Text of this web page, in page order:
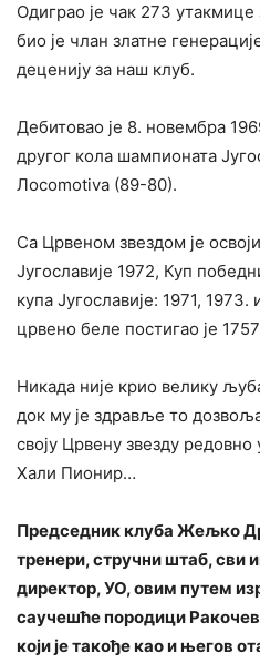
Одиграо је чак 273
био је члан златне
деценију за наш клуб.
Дебитовао је 8. новембра
другог кола шампионата
Лocomotiva (89-80).
Са Црвеном звездом је
Југославије 1972, Куп
купа Југославије: 1971,
црвено беле постигао је
Никада није крио велику
док му је здравље то
своју Црвену звезду редовно
Хали Пионир…
Председник клуба Жељко
тренери, стручни штаб, сви
директор, УО, овим путем
саучешће породици
који је такође као и његов